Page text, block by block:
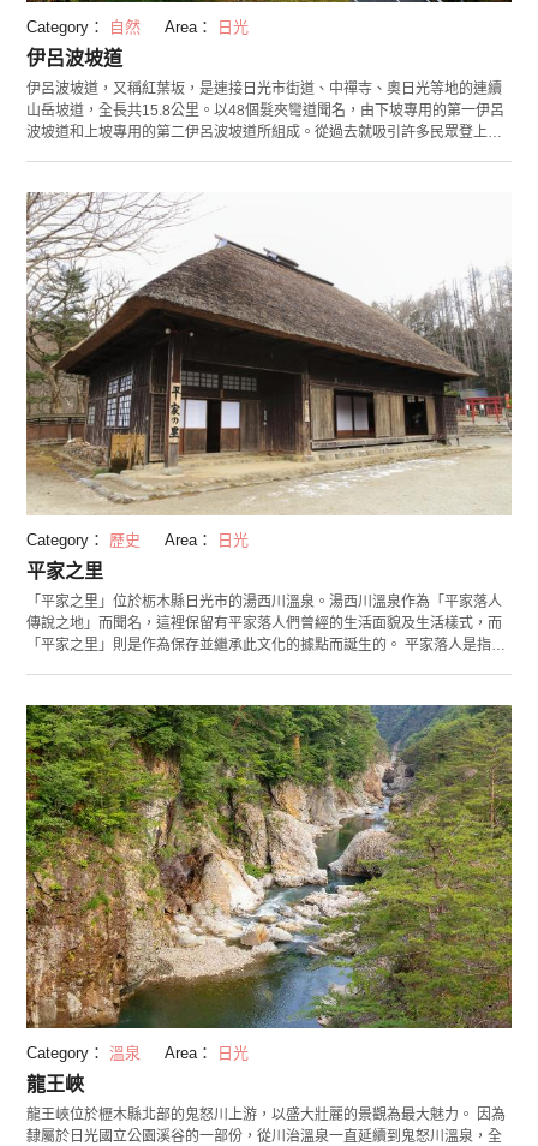
Category： 自然 Area： 日光
伊呂波坡道
伊呂波坡道，又稱紅葉坂，是連接日光市街道、中禪寺、奧日光等地的連續
山岳坡道，全長共15.8公里。以48個髮夾彎道聞名，由下坡專用的第一伊呂
波坡道和上坡專用的第二伊呂波坡道所組成。從過去就吸引許多民眾登上坡
各個坡道也都立著對應假名的路牌，方便遊客辨認。伊呂波坡道的高低差高
達440多公尺，以絕美兜風路線而聞名。 第二伊呂波坡道途中的「明智平展
望台」是眺望日光市街區的絕佳景點。還可以看到日光最有名的紅葉景觀。
在滿山片野的紅葉當中，一邊兜風一邊享受秋景風光，絕對令人流連忘返！
Category： 歷史 Area： 日光
平家之里
「平家之里」位於栃木縣日光市的湯西川溫泉。湯西川溫泉作為「平家落人
傳說之地」而聞名，這裡保留有平家落人們曾經的生活面貌及生活樣式，而
「平家之里」則是作為保存並繼承此文化的據點而誕生的。 平家落人是指在
闊的民家村落里，有很多地方再現了平氏家族當時的生活場景以及流傳至今
的「平氏傳說」，如「民藝品加工所」展示有當時盛行於湯西川的木勺子和
獨特的生活用品等。而「展示館」則可看到平清盛公出家時的畫像及平氏家
族家譜。 在每年6月，這裡還會舉辦祈求平氏家族復興的「平家大祭」。平
氏家族的武將和公主們從湯殿山神社緩步前行至平家之里的隊伍也非常值得
一看。
Category： 溫泉 Area： 日光
龍王峽
龍王峽位於櫪木縣北部的鬼怒川上游，以盛大壯麗的景觀為最大魅力。 因為
隸屬於日光國立公園溪谷的一部份，從川治溫泉一直延續到鬼怒川溫泉，全